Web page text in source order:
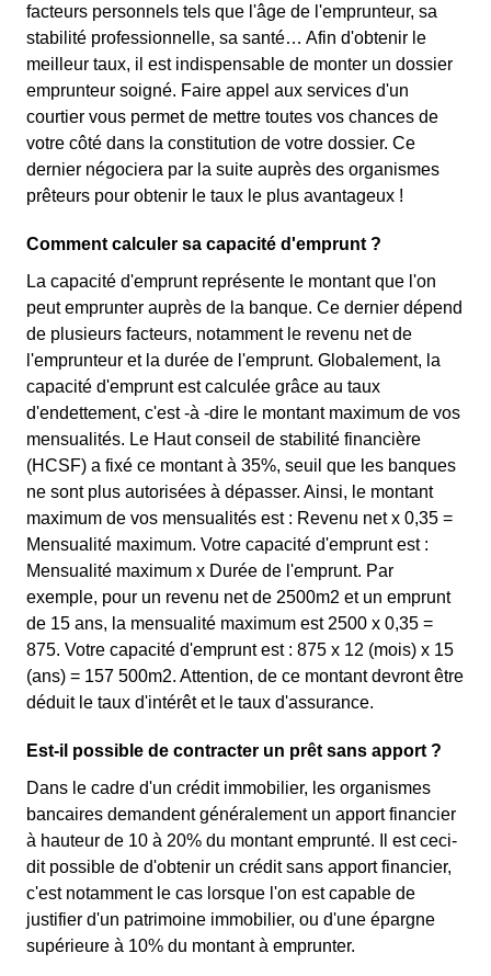
facteurs personnels tels que l'âge de l'emprunteur, sa
stabilité professionnelle, sa santé… Afin d'obtenir le
meilleur taux, il est indispensable de monter un dossier
emprunteur soigné. Faire appel aux services d'un
courtier vous permet de mettre toutes vos chances de
votre côté dans la constitution de votre dossier. Ce
dernier négociera par la suite auprès des organismes
prêteurs pour obtenir le taux le plus avantageux !
Comment calculer sa capacité d'emprunt ?
La capacité d'emprunt représente le montant que l'on
peut emprunter auprès de la banque. Ce dernier dépend
de plusieurs facteurs, notamment le revenu net de
l'emprunteur et la durée de l'emprunt. Globalement, la
capacité d'emprunt est calculée grâce au taux
d'endettement, c'est -à -dire le montant maximum de vos
mensualités. Le Haut conseil de stabilité financière
(HCSF) a fixé ce montant à 35%, seuil que les banques
ne sont plus autorisées à dépasser. Ainsi, le montant
maximum de vos mensualités est : Revenu net x 0,35 =
Mensualité maximum. Votre capacité d'emprunt est :
Mensualité maximum x Durée de l'emprunt. Par
exemple, pour un revenu net de 2500m2 et un emprunt
de 15 ans, la mensualité maximum est 2500 x 0,35 =
875. Votre capacité d'emprunt est : 875 x 12 (mois) x 15
(ans) = 157 500m2. Attention, de ce montant devront être
déduit le taux d'intérêt et le taux d'assurance.
Est-il possible de contracter un prêt sans apport ?
Dans le cadre d'un crédit immobilier, les organismes
bancaires demandent généralement un apport financier
à hauteur de 10 à 20% du montant emprunté. Il est ceci-
dit possible de d'obtenir un crédit sans apport financier,
c'est notamment le cas lorsque l'on est capable de
justifier d'un patrimoine immobilier, ou d'une épargne
supérieure à 10% du montant à emprunter.